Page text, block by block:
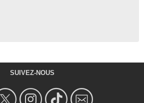
SUIVEZ-NOUS